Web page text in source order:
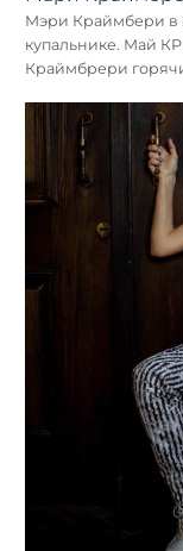
Мэри Краймбери в
купальнике. Май
Краймбрери